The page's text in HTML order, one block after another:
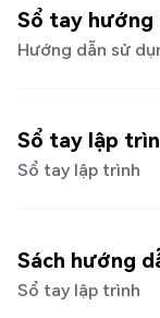
Sổ tay hướng
Hướng dẫn sử
Sổ tay lập
Sổ tay lập trình
Sách hướng
Sổ tay lập trình